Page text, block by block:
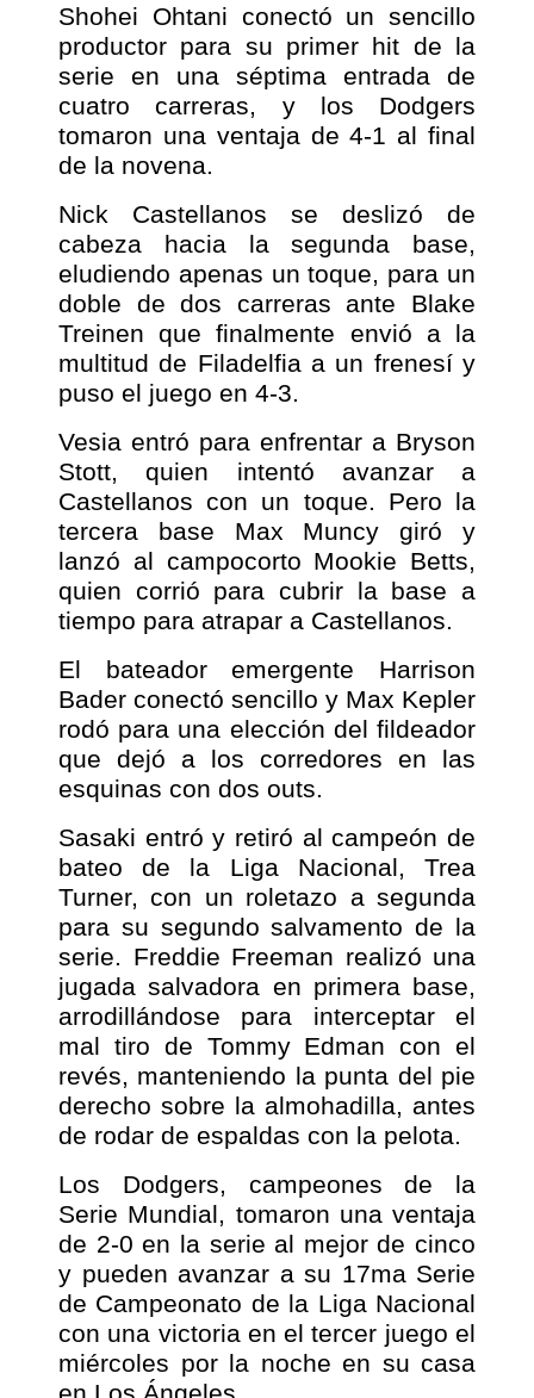
Shohei Ohtani conectó un sencillo
productor para su primer hit de la
serie en una séptima entrada de
cuatro carreras, y los Dodgers
tomaron una ventaja de 4-1 al final
de la novena.
Nick Castellanos se deslizó de
cabeza hacia la segunda base,
eludiendo apenas un toque, para un
doble de dos carreras ante Blake
Treinen que finalmente envió a la
multitud de Filadelfia a un frenesí y
puso el juego en 4-3.
Vesia entró para enfrentar a Bryson
Stott, quien intentó avanzar a
Castellanos con un toque. Pero la
tercera base Max Muncy giró y
lanzó al campocorto Mookie Betts,
quien corrió para cubrir la base a
tiempo para atrapar a Castellanos.
El bateador emergente Harrison
Bader conectó sencillo y Max Kepler
rodó para una elección del fildeador
que dejó a los corredores en las
esquinas con dos outs.
Sasaki entró y retiró al campeón de
bateo de la Liga Nacional, Trea
Turner, con un roletazo a segunda
para su segundo salvamento de la
serie. Freddie Freeman realizó una
jugada salvadora en primera base,
arrodillándose para interceptar el
mal tiro de Tommy Edman con el
revés, manteniendo la punta del pie
derecho sobre la almohadilla, antes
de rodar de espaldas con la pelota.
Los Dodgers, campeones de la
Serie Mundial, tomaron una ventaja
de 2-0 en la serie al mejor de cinco
y pueden avanzar a su 17ma Serie
de Campeonato de la Liga Nacional
con una victoria en el tercer juego el
miércoles por la noche en su casa